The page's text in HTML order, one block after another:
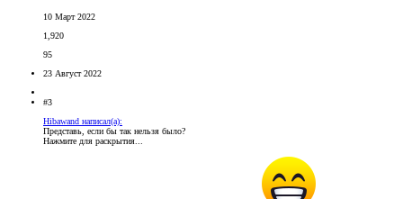
10 Март 2022
1,920
95
23 Август 2022
#3
Hibawand написал(а):
Представь, если бы так нельзя было?
Нажмите для раскрытия...